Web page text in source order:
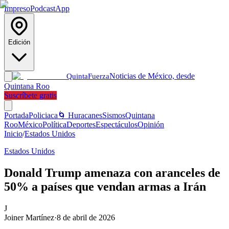
ImpresoPodcastApp
Edición
QuintaFuerzaNoticias de México, desde
Quintana Roo
Suscríbete gratis
PortadaPoliciaca 🌀 HuracanesSismosQuintana
RooMéxicoPolíticaDeportesEspectáculosOpinión
Inicio/Estados Unidos
Estados Unidos
Donald Trump amenaza con aranceles de
50% a países que vendan armas a Irán
J
Joiner Martínez·8 de abril de 2026